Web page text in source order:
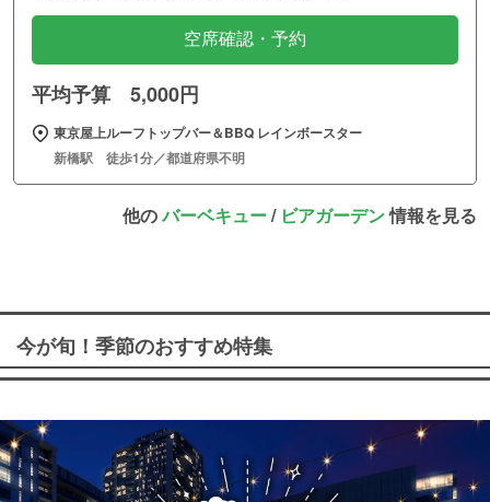
空席確認・予約
平均予算 5,000円
東京屋上ルーフトップバー＆BBQ レインボースター
新橋駅 徒歩1分／都道府県不明
他のバーベキュー/ ビアガーデン情報を見る
今が旬！季節のおすすめ特集